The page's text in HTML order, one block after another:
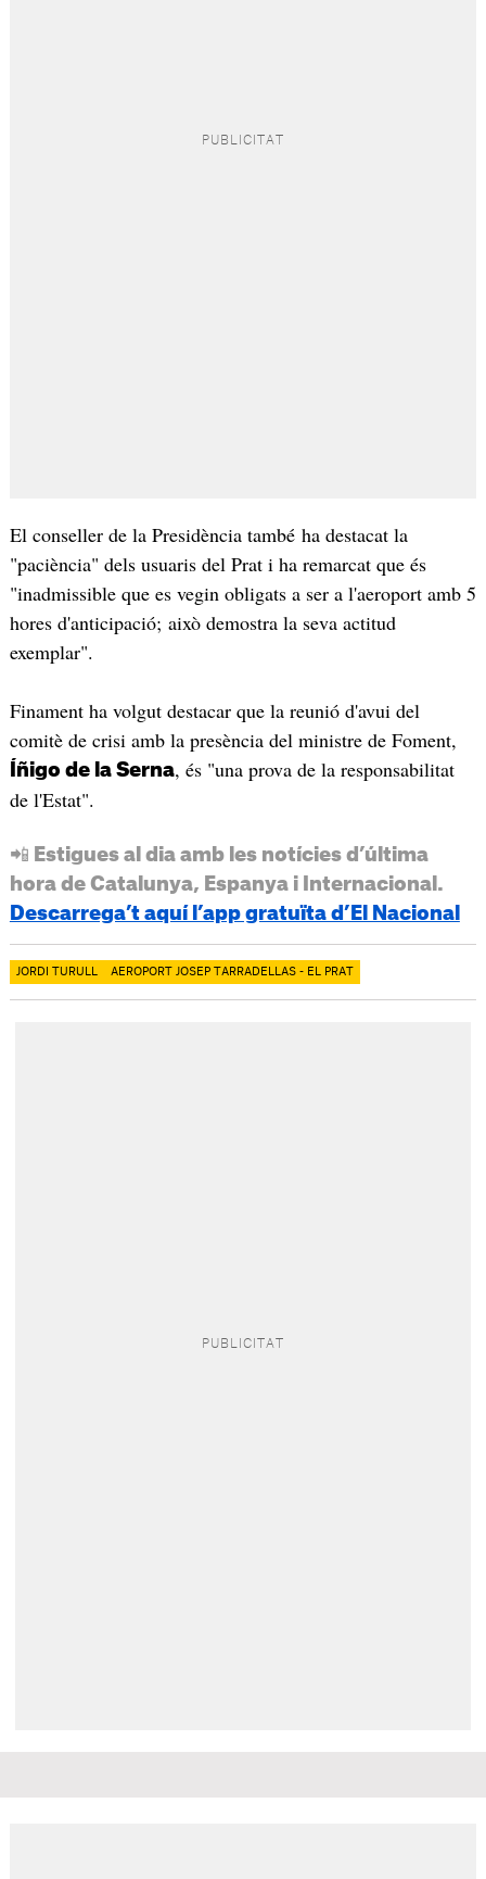
El conseller de la Presidència també ha destacat la
"paciència" dels usuaris del Prat i ha remarcat que és
"inadmissible que es vegin obligats a ser a l'aeroport amb 5
hores d'anticipació; això demostra la seva actitud
exemplar".
Finament ha volgut destacar que la reunió d'avui del
comitè de crisi amb la presència del ministre de Foment,
Íñigo de la Serna, és "una prova de la responsabilitat
de l'Estat".
📲 Estigues al dia amb les notícies d’última
hora de Catalunya, Espanya i Internacional.
Descarrega’t aquí l’app gratuïta d’El Nacional
JORDI TURULL AEROPORT JOSEP TARRADELLAS - EL PRAT